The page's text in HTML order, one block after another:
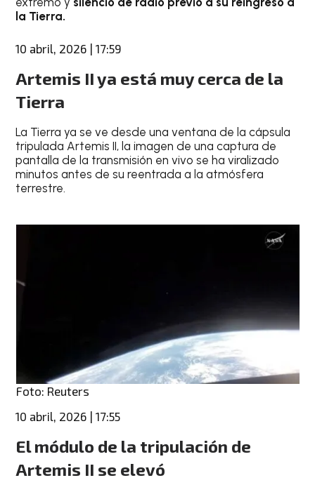
la Tierra.
10 abril, 2026 | 17:59
Artemis II ya está muy cerca de la
Tierra
La Tierra ya se ve desde una ventana de la cápsula
tripulada Artemis II, la imagen de una captura de
pantalla de la transmisión en vivo se ha viralizado
minutos antes de su reentrada a la atmósfera
terrestre.
Foto: Reuters
10 abril, 2026 | 17:55
El módulo de la tripulación de
Artemis II se elevó